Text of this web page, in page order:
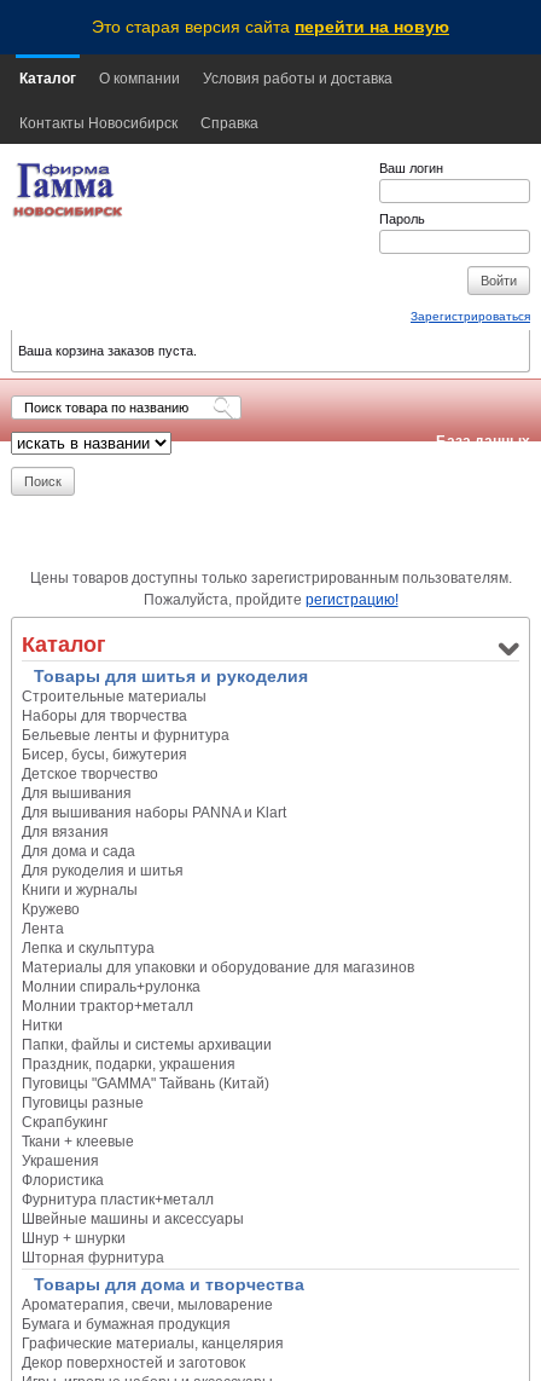
Это старая версия сайта перейти на новую
Каталог О компании Условия работы и доставка
Контакты Новосибирск Справка
Ваш логин
Пароль
Зарегистрироваться
Ваша корзина заказов пуста.
База данных
Цены товаров доступны только зарегистрированным пользователям.
Пожалуйста, пройдите регистрацию!
Каталог
Товары для шитья и рукоделия
Строительные материалы
Наборы для творчества
Бельевые ленты и фурнитура
Бисер, бусы, бижутерия
Детское творчество
Для вышивания
Для вышивания наборы PANNA и Klart
Для вязания
Для дома и сада
Для рукоделия и шитья
Книги и журналы
Кружево
Лента
Лепка и скульптура
Материалы для упаковки и оборудование для магазинов
Молнии спираль+рулонка
Молнии трактор+металл
Нитки
Папки, файлы и системы архивации
Праздник, подарки, украшения
Пуговицы "GAMMA" Тайвань (Китай)
Пуговицы разные
Скрапбукинг
Ткани + клеевые
Украшения
Флористика
Фурнитура пластик+металл
Швейные машины и аксессуары
Шнур + шнурки
Шторная фурнитура
Товары для дома и творчества
Ароматерапия, свечи, мыловарение
Бумага и бумажная продукция
Графические материалы, канцелярия
Декор поверхностей и заготовок